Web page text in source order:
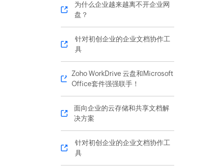
为什么企业越来越离不开企业网
盘？
针对初创企业的企业文档协作工
具
Zoho WorkDrive 云盘和Microsoft
Office套件强强联手！
面向企业的云存储和共享文档解
决方案
针对初创企业的企业文档协作工
具